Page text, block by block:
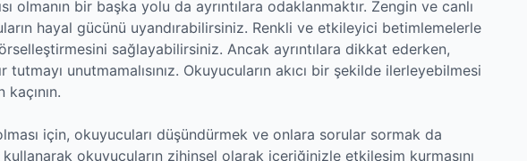
olmanın bir başka yolu da ayrıntılara odaklanmaktır. Zengin ve canlı
hayal gücünü uyandırabilirsiniz. Renkli ve etkileyici betimlemelerle
sağlayabilirsiniz. Ancak ayrıntılara dikkat ederken,
tutmayı unutmamalısınız. Okuyucuların akıcı bir şekilde ilerleyebilmesi
için, okuyucuları düşündürmek ve onlara sorular sormak da
okuyucuların zihinsel olarak içeriğinizle etkileşim kurmasını